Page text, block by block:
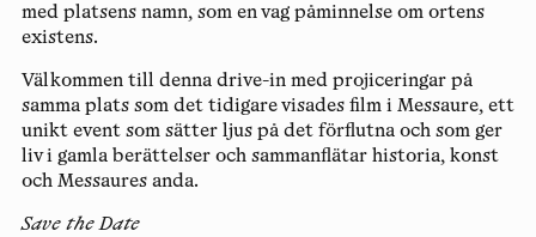
med platsens namn, som en vag påminnelse om ortens
existens.
Välkommen till denna drive-in med projiceringar på
samma plats som det tidigare visades film i Messaure, ett
unikt event som sätter ljus på det förflutna och som ger
liv i gamla berättelser och sammanflätar historia, konst
och Messaures anda.
Save the Date